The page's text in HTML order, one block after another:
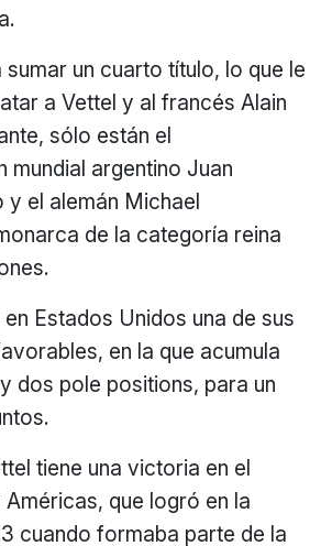
sumar un cuarto título, lo que le
a Vettel y al francés Alain
sólo están el
mundial argentino Juan
y el alemán Michael
de la categoría reina
Estados Unidos una de sus
en la que acumula
dos pole positions, para un
tiene una victoria en el
que logró en la
cuando formaba parte de la